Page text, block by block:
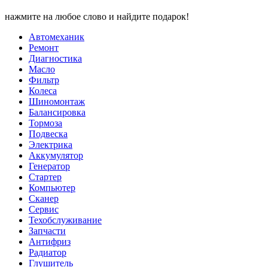
нажмите на любое слово и найдите подарок!
Автомеханик
Ремонт
Диагностика
Масло
Фильтр
Колеса
Шиномонтаж
Балансировка
Тормоза
Подвеска
Электрика
Аккумулятор
Генератор
Стартер
Компьютер
Сканер
Сервис
Техобслуживание
Запчасти
Антифриз
Радиатор
Глушитель